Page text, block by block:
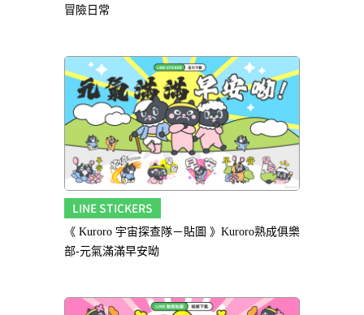
冒險日常
LINE STICKERS
《 Kuroro 宇宙探查隊－貼圖 》Kuroro熟成俱樂
部-元氣滿滿早安呦